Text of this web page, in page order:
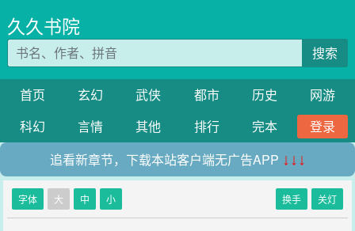
久久书院
搜索
首页 玄幻 武侠 都市 历史
网游
科幻
言情 其他 排行 完本
登录
追看新章节，下载本站客户端无广告APP ↓↓↓
字体 大 中 小 换手 关灯